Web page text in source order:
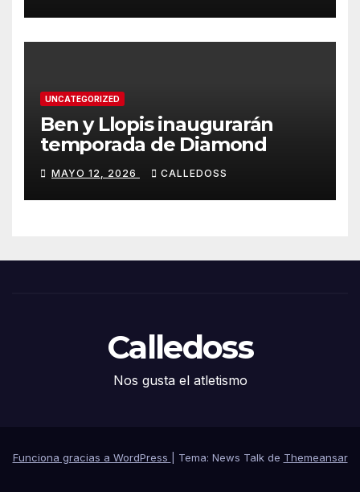
UNCATEGORIZED
Ben y Llopis inaugurarán
temporada de Diamond
MAYO 12, 2026 CALLEDOSS
Calledoss
Nos gusta el atletismo
Funciona gracias a WordPress Tema: News Talk de Themeansar